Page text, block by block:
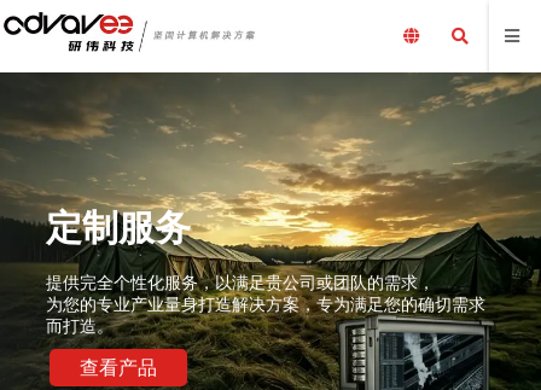
定制服务
提供完全个性化服务，以满足贵公司或团队的需求，
为您的专业产业量身打造解决方案，专为满足您的确切需求
而打造。
查看产品